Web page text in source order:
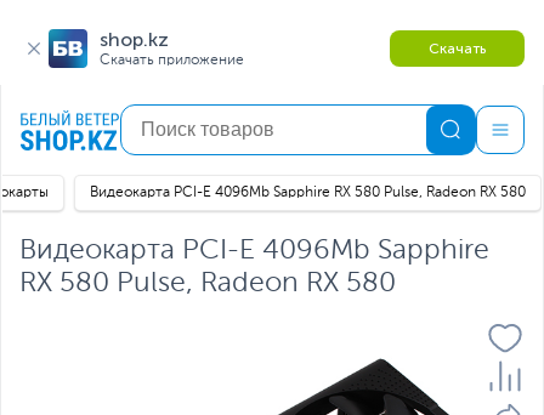
shop.kz
Скачать приложение
Скачать
Видеокарта PCI-E 4096Mb Sapphire RX 580 Pulse, Radeon RX 580
Видеокарта PCI-E 4096Mb Sapphire
RX 580 Pulse, Radeon RX 580